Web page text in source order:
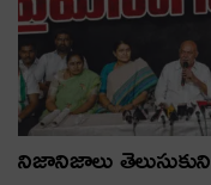
నిజానిజాలు